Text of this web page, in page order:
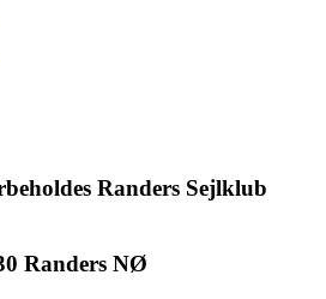
Randers Sejlklub
Randers NØ